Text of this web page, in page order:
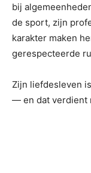
bij
de sport, zijn
karakter maken
gerespecteerde
Zijn liefdesleven
— en dat verdient